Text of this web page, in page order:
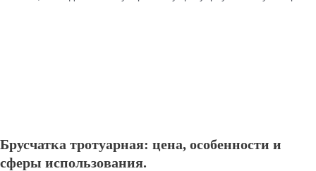
Брусчатка тротуарная: цена, особенности и
сферы использования.